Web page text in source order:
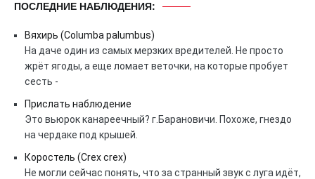
ПОСЛЕДНИЕ НАБЛЮДЕНИЯ:
Вяхирь (Columba palumbus)
На даче один из самых мерзких вредителей. Не просто
жрёт ягоды, а еще ломает веточки, на которые пробует
сесть -
Прислать наблюдение
Это вьюрок канареечный? г.Барановичи. Похоже, гнездо
на чердаке под крышей.
Коростель (Crex crex)
Не могли сейчас понять, что за странный звук с луга идёт,